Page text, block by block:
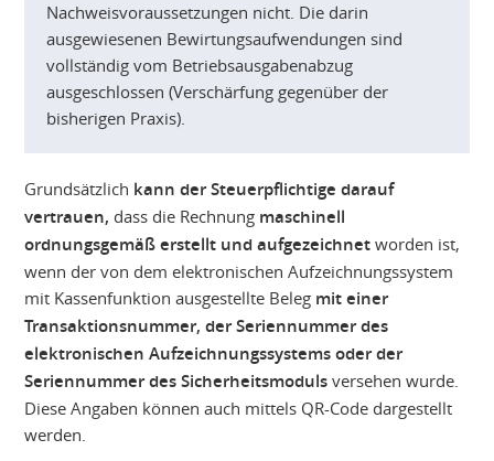
Nachweisvoraussetzungen nicht. Die darin
ausgewiesenen Bewirtungsaufwendungen sind
vollständig vom Betriebsausgabenabzug
ausgeschlossen (Verschärfung gegenüber der
bisherigen Praxis).
Grundsätzlich kann der Steuerpflichtige darauf
vertrauen, dass die Rechnung maschinell
ordnungsgemäß erstellt und aufgezeichnetworden ist,
wenn der von dem elektronischen Aufzeichnungssystem
mit Kassenfunktion ausgestellte Beleg mit einer
Transaktionsnummer, der Seriennummer des
elektronischen Aufzeichnungssystems oder der
Seriennummer des Sicherheitsmoduls versehen wurde.
Diese Angaben können auch mittels QR-Code dargestellt
werden.